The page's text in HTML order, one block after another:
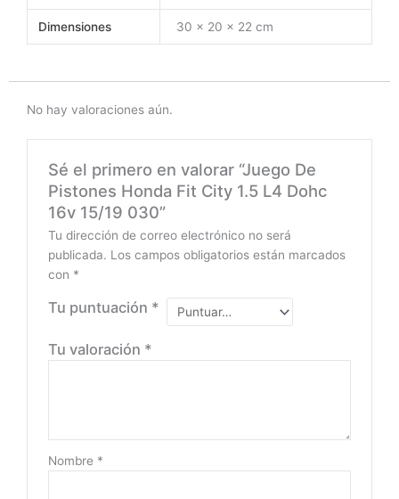
Dimensiones 30 × 20 × 22 cm
No hay valoraciones aún.
Sé el primero en valorar “Juego De
Pistones Honda Fit City 1.5 L4 Dohc
16v 15/19 030”
Tu dirección de correo electrónico no será
publicada. Los campos obligatorios están marcados
con *
Tu puntuación *
Tu valoración *
Nombre *